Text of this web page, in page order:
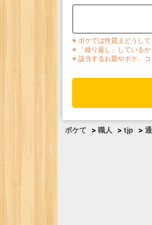
※ ボケては性質上どうして
※ 「繰り返し」しているか
※ 該当するお題やボケ、コ
ボケて > 職人 > tjp >